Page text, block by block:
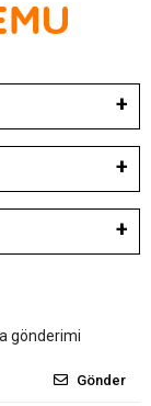
gönderimi
Gönder